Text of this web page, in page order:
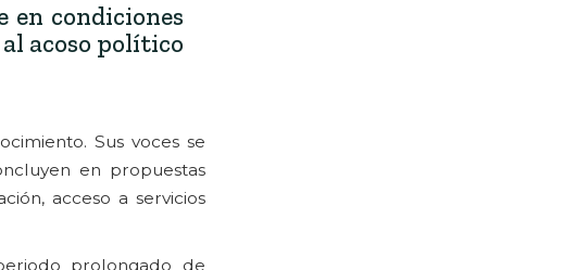
en condiciones
acoso político
Sus voces se
en propuestas
acceso a servicios
prolongado de